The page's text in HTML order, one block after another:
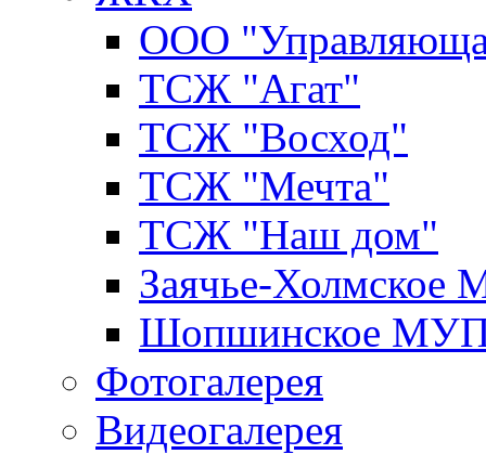
ООО
ТСЖ "Агат"
ТСЖ "Восход"
ТСЖ "Мечта"
ТСЖ "Наш дом"
Заячье-
Шопшинское
Фотогалерея
Видеогалерея